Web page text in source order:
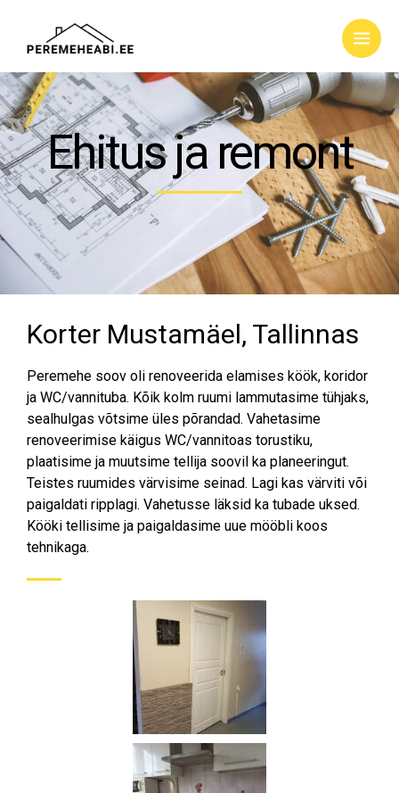
Ehitus ja remont
Korter Mustamäel, Tallinnas
Peremehe soov oli renoveerida elamises köök, koridor
ja WC/vannituba. Kõik kolm ruumi lammutasime tühjaks,
sealhulgas võtsime üles põrandad. Vahetasime
renoveerimise käigus WC/vannitoas torustiku,
plaatisime ja muutsime tellija soovil ka planeeringut.
Teistes ruumides värvisime seinad. Lagi kas värviti või
paigaldati ripplagi. Vahetusse läksid ka tubade uksed.
Kööki tellisime ja paigaldasime uue mööbli koos
tehnikaga.